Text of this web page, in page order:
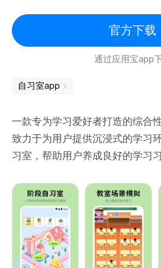
活动得以顺利开展的推动力正是专
【影响专注力的因素】
以下4个方面会直接影响到我们的
3. 自身身体状态以及情绪状态；
4. 自身的意志表现。
官方下载
通过应用宝app
自习室app
一款专为学习爱好者打造的综合
致力于为用户提供沉浸式的学习
习室，帮助用户养成良好的学习
线上模拟自习室
真实还原自习室环境，为用户营
多种自习室场景选择，满足不同